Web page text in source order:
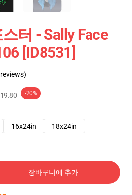
터 - Sally Face
[ID8531]
-20%
16x24in 18x24in
장바구니에 추가